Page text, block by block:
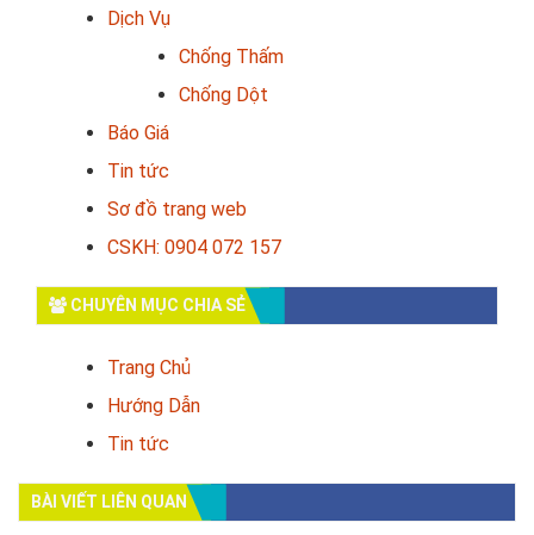
Dịch Vụ
Chống Thấm
Chống Dột
Báo Giá
Tin tức
Sơ đồ trang web
CSKH: 0904 072 157
CHUYÊN MỤC CHIA SẺ
Trang Chủ
Hướng Dẫn
Tin tức
BÀI VIẾT LIÊN QUAN